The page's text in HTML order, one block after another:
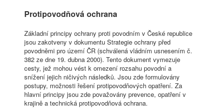
Protipovodňová ochrana
Základní principy ochrany proti povodním v České republice
jsou zakotveny v dokumentu Strategie ochrany před
povodněmi pro území ČR (schválená vládním usnesením č.
382 ze dne 19. dubna 2000). Tento dokument vymezuje
cesty, jež mohou vést k omezení rozsahu povodní a
snížení jejich ničivých následků. Jsou zde formulovány
postupy, možnosti řešení protipovodňových opatření. Za
hlavní principy jsou zde považovány prevence, opatření v
krajině a technická protipovodňová ochrana.